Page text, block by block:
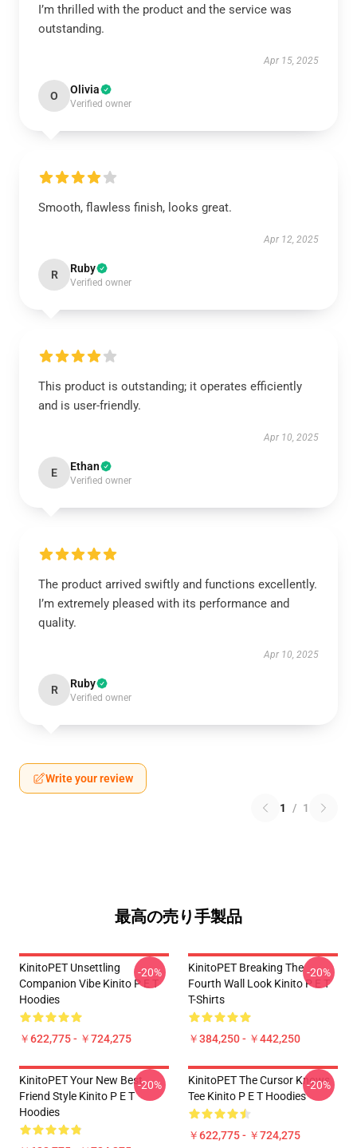
I’m thrilled with the product and the service was
outstanding.
Apr 15, 2025
O Olivia
Verified owner
Smooth, flawless finish, looks great.
Apr 12, 2025
R Ruby
Verified owner
This product is outstanding; it operates efficiently
and is user-friendly.
Apr 10, 2025
E Ethan
Verified owner
The product arrived swiftly and functions excellently.
I’m extremely pleased with its performance and
quality.
Apr 10, 2025
R Ruby
Verified owner
Write your review
1 / 1
最高の売り手製品
KinitoPET Unsettling
Companion Vibe Kinito P E T
Hoodies
￥622,775 - ￥724,275
-20%
KinitoPET Breaking The
Fourth Wall Look Kinito P E T
T-Shirts
￥384,250 - ￥442,250
-20%
KinitoPET Your New Best
Friend Style Kinito P E T
Hoodies
-20%
KinitoPET The Cursor Knows
Tee Kinito P E T Hoodies
￥622,775 - ￥724,275
-20%